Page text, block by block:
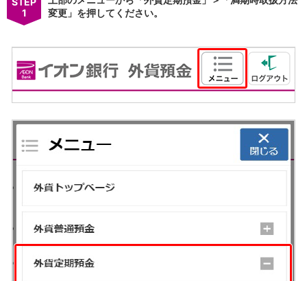
普通預金
積立式定期預金
外貨預金
TOP
外貨普通預金
外貨定期預金
外貨普通預金積立
資産運用
投資信託
TOP
証券口座開設
投信つみたて
金銭信託のしくみ
取扱商品一覧
iDeCo・国民年金基金
iDeCo（個人型確定拠出年金）
1
変更」を押してください。